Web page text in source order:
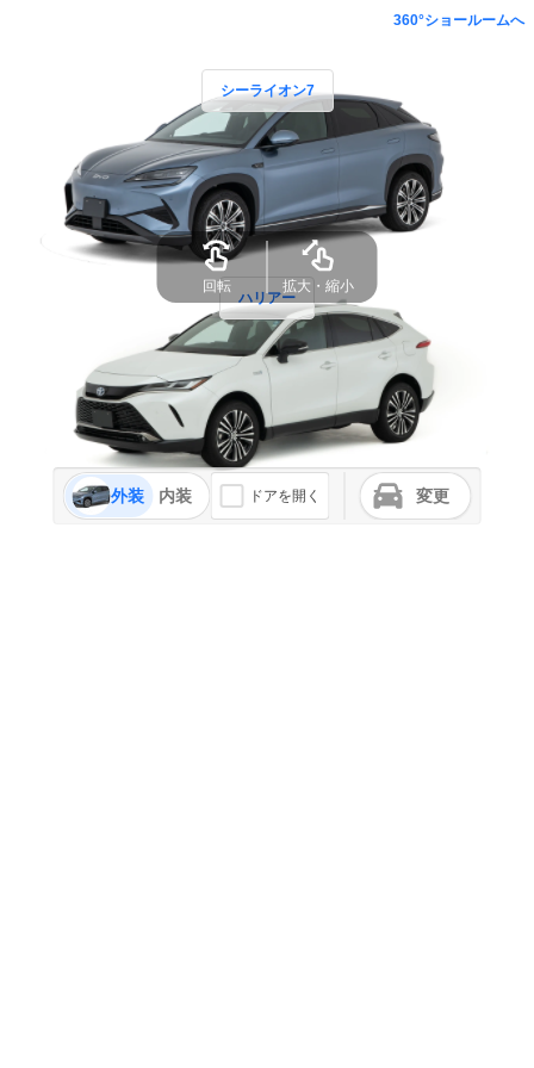
360°ショールームへ
シーライオン7
ハリアー
外装 内装 ドアを開く 変更
回転 拡大・縮小